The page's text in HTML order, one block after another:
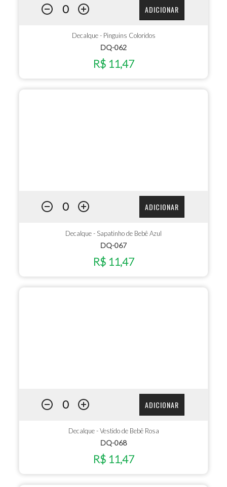
ADICIONAR
Decalque - Pinguins Coloridos
DQ-062
R$ 11,47
ADICIONAR
Decalque - Sapatinho de Bebê Azul
DQ-067
R$ 11,47
ADICIONAR
Decalque - Vestido de Bebê Rosa
DQ-068
R$ 11,47